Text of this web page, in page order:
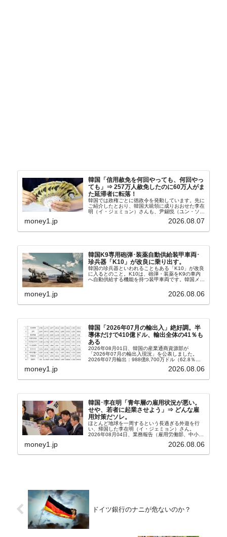
韓国「信用赦免を何回やっても、何回やっ
ても」⇒ 257万人赦免したのに60万人がま
た延滞者に転落！
韓国では政権ごとに徳政令を発動しています。先に
ご紹介したとおり、韓国大統領に成りおおせた李在
明（イ・ジェミョン）さんも、尹錫悦（ユン・ソギ
バンクにして不良債権の買い取りを行い、分割償還
money1.jp 2026.08.07
韓国K9専用砲弾･装薬自動供給装甲車両･
珍兵器「K10」が改良に乗り出す。
韓国の珍兵器といわれることもある「K10」が改良
に入るとのこと。K10は、砲弾・装薬をK9の車内
へ自動供給する機能を持つ装甲車両です。韓国メデ
から以下に一部を引きます。2005年に初めて...
money1.jp 2026.08.06
韓国「2026年07月の輸出入」絶好調。半
導体だけで410億ドル、輸出全体の41％も
ある
2026年08月01日、韓国の産業通商資源部が
「2026年07月の輸出入現況」を公表しました。
2026年07月輸出：988億8,700万ドル（62.8％）
money1.jp 2026.08.06
韓国･李在明「青年層の雇用状況が悪い。
せや、若者に起業させよう」⇒ どんな雇
用対策だソレ。
ほとんど地球を一周するという長過ぎる外遊を行
い、帰国した李在明（イ・ジェミョン）さん。
2026年08月04日、業務報告（雇用労働部、中小ベ
上、韓国大統領に成りおおせた李在明（イ・ジェミ
money1.jp 2026.08.06
ドイツ銀行のナニが危ないのか？